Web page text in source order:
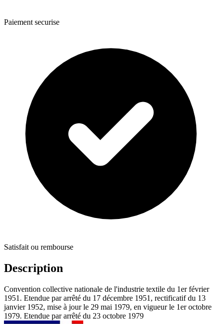
Paiement securise
Satisfait ou rembourse
Description
Convention collective nationale de l'industrie textile du 1er février
1951. Etendue par arrêté du 17 décembre 1951, rectificatif du 13
janvier 1952, mise à jour le 29 mai 1979, en vigueur le 1er octobre
1979. Etendue par arrêté du 23 octobre 1979